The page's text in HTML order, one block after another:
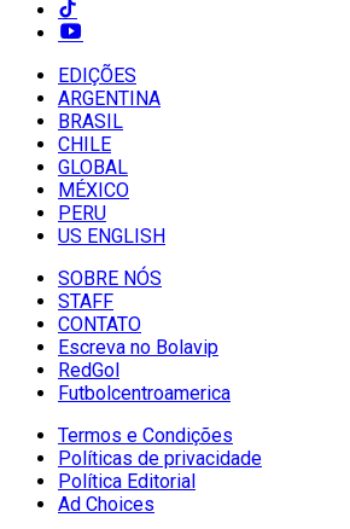
EDIÇÕES
ARGENTINA
BRASIL
CHILE
GLOBAL
MÉXICO
PERU
US ENGLISH
SOBRE NÓS
STAFF
CONTATO
Escreva no Bolavip
RedGol
Futbolcentroamerica
Termos e Condições
Políticas de privacidade
Política Editorial
Ad Choices